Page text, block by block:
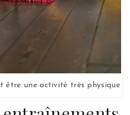
être une activité très physique